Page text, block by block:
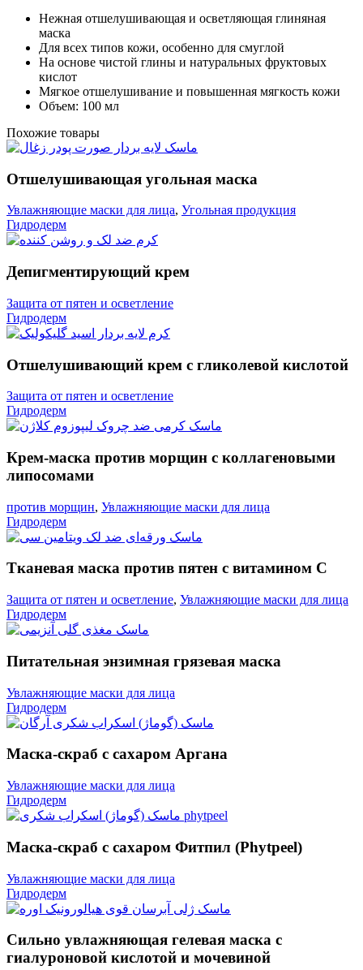
Нежная отшелушивающая и осветляющая глиняная
маска
Для всех типов кожи, особенно для смуглой
На основе чистой глины и натуральных фруктовых
кислот
Мягкое отшелушивание и повышенная мягкость кожи
Объем: 100 мл
Похожие товары
Отшелушивающая угольная маска
Увлажняющие маски для лица, Угольная продукция
Гидродерм
Депигментирующий крем
Защита от пятен и осветление
Гидродерм
Отшелушивающий крем с гликолевой кислотой
Защита от пятен и осветление
Гидродерм
Крем-маска против морщин с коллагеновыми
липосомами
против морщин, Увлажняющие маски для лица
Гидродерм
Тканевая маска против пятен с витамином С
Защита от пятен и осветление, Увлажняющие маски для лица
Гидродерм
Питательная энзимная грязевая маска
Увлажняющие маски для лица
Гидродерм
Маска-скраб с сахаром Аргана
Увлажняющие маски для лица
Гидродерм
Маска-скраб с сахаром Фитпил (Phytpeel)
Увлажняющие маски для лица
Гидродерм
Сильно увлажняющая гелевая маска с
гиалуроновой кислотой и мочевиной